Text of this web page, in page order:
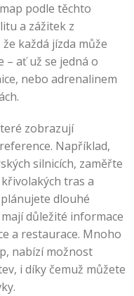
podle těchto
a zážitek z
každá jízda může
– ať už se jedná o
nebo adrenalinem
zobrazují
Například,
silnicích, zaměřte
tras a
dlouhé
důležité informace
a restaurace. Mnoho
nabízí možnost
i díky čemuž můžete